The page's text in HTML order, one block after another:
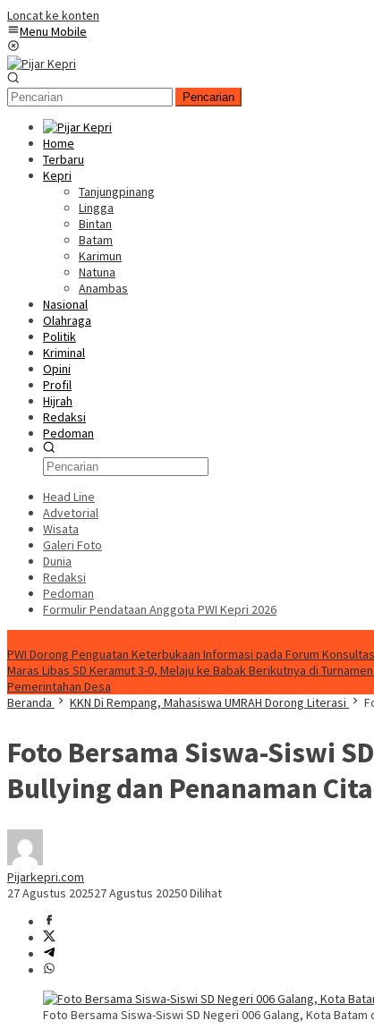
Loncat ke konten
Menu Mobile
Pencarian
Home
Terbaru
Kepri
Tanjungpinang
Lingga
Bintan
Batam
Karimun
Natuna
Anambas
Nasional
Olahraga
Politik
Kriminal
Opini
Profil
Hijrah
Redaksi
Pedoman
Head Line
Advetorial
Wisata
Galeri Foto
Dunia
Redaksi
Pedoman
Formulir Pendataan Anggota PWI Kepri 2026
PWI Dorong Penguatan Keterbukaan Informasi pada Forum
Maras Libas SD Keramut 3-0, Melaju ke Babak Berikutnya di Turnamen
Pemerintahan Desa
Beranda
KKN Di Rempang, Mahasiswa UMRAH Dorong Literasi
Foto Bersama Siswa-Siswi
Bullying dan Penanaman
Pijarkepri.com
27 Agustus 202527 Agustus 20250 Dilihat
Foto Bersama Siswa-Siswi SD Negeri 006 Galang, Kota